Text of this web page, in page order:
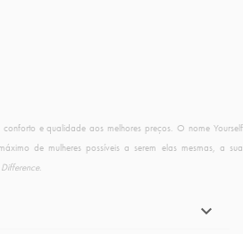
e qualidade aos melhores preços. O nome Yourself
de mulheres possíveis a serem elas mesmas, a sua
Difference.
